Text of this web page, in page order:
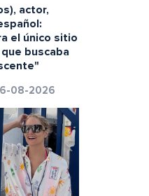
actor,
el único sitio
buscaba
08-2026